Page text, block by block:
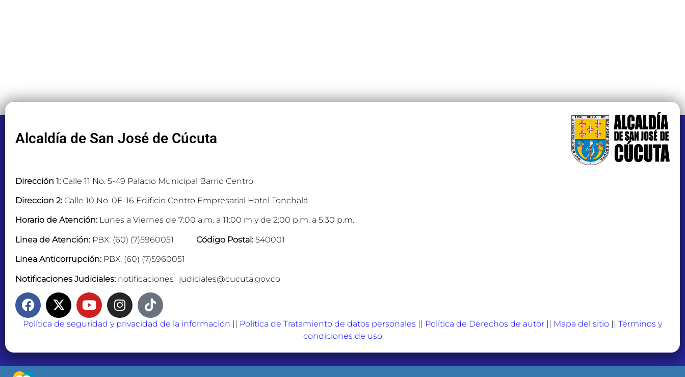
Alcaldía de San José de Cúcuta
Dirección 1: Calle 11 No. 5-49 Palacio Municipal Barrio Centro
Direccion 2: Calle 10 No. 0E-16 Edificio Centro Empresarial Hotel Tonchalá
Horario de Atención: Lunes a Viernes de 7:00 a.m. a 11:00 m y de 2:00 p.m. a 5:30 p.m.
Linea de Atención: PBX: (60) (7)5960051 Código Postal: 540001
Linea Anticorrupción: PBX: (60) (7)5960051
Notificaciones Judiciales: notificaciones_judiciales@cucuta.gov.co
Política de seguridad y privacidad de la información || Política de Tratamiento de datos personales || Política de Derechos de autor || Mapa del sitio || Términos y
condiciones de uso